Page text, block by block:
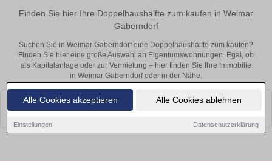
Alle Cookies akzeptieren Alle Cookies ablehnen
Einstellungen Datenschutzerklärung
Finden Sie hier Ihre Doppelhaushälfte zum kaufen in Weimar
Gaberndorf
Suchen Sie in Weimar Gaberndorf eine Doppelhaushälfte zum kaufen?
Finden Sie hier eine große Auswahl an Eigentumswohnungen. Egal, ob
als Kapitalanlage oder zur Vermietung – hier finden Sie Ihre Immobilie
in Weimar Gaberndorf oder in der Nähe.
Leider konnten wir derzeit keine passenden Objekte finden. Schauen Sie